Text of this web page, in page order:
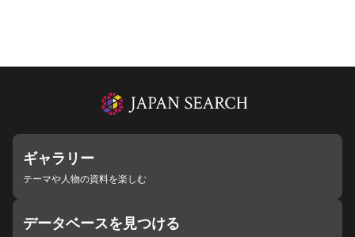
ギャラリー
テーマや人物の資料を楽しむ
データベースを見つける